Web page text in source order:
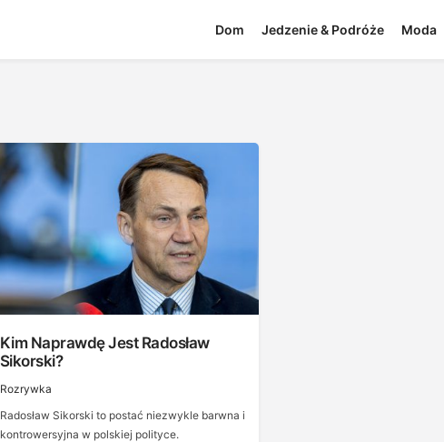
Dom Jedzenie & Podróże Moda
Kim Naprawdę Jest Radosław
Sikorski?
Rozrywka
Radosław Sikorski to postać niezwykle barwna i
kontrowersyjna w polskiej polityce.